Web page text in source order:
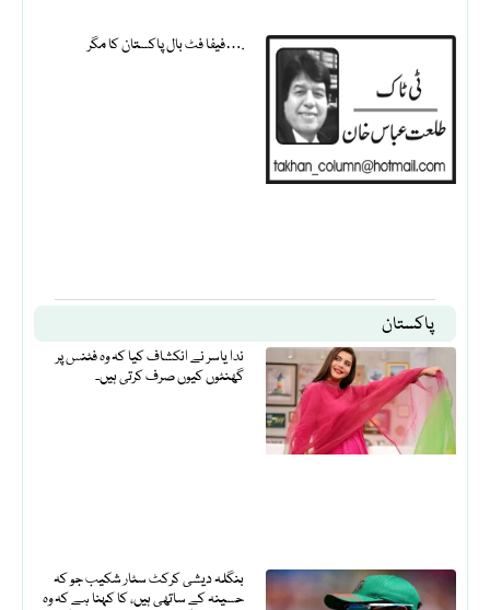
فیفا فٹ بال پاکستان کا مگر….
پاکستان
ندا یاسر نے انکشاف کیا کہ وہ فٹنس پر
گھنٹوں کیوں صرف کرتی ہیں۔
بنگلہ دیشی کرکٹ سٹار شکیب جو کہ
حسینہ کے ساتھی ہیں، کا کہنا ہے کہ وہ